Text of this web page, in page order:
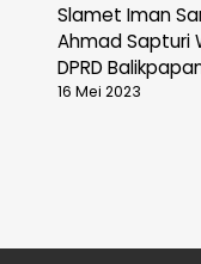
Slamet Iman
Ahmad Sapturi
DPRD
16 Mei 2023